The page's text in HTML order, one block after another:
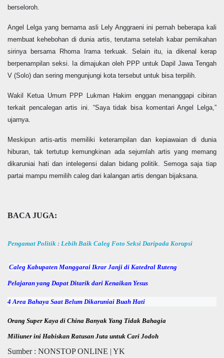
berseloroh.
Angel Lelga yang bernama asli Lely Anggraeni ini pernah beberapa kali
membuat kehebohan di dunia artis, terutama setelah kabar pernikahan
sirinya bersama Rhoma Irama terkuak. Selain itu, ia dikenal kerap
berpenampilan seksi. Ia dimajukan oleh PPP untuk Dapil Jawa Tengah
V (Solo) dan sering mengunjungi kota tersebut untuk bisa terpilih.
Wakil Ketua Umum PPP Lukman Hakim enggan menanggapi cibiran
terkait pencalegan artis ini. “Saya tidak bisa komentari Angel Lelga,”
ujarnya.
Meskipun artis-artis memiliki keterampilan dan kepiawaian di dunia
hiburan, tak tertutup kemungkinan ada sejumlah artis yang memang
dikaruniai hati dan intelegensi dalan bidang politik. Semoga saja tiap
partai mampu memilih caleg dari kalangan artis dengan bijaksana.
BACA JUGA:
Pengamat Politik : Lebih Baik Caleg Foto Seksi Daripada Korupsi
Caleg Kabupaten Manggarai Ikrar Janji di Katedral Ruteng
Pelajaran yang Dapat Ditarik dari Kenaikan Yesus
4 Area Bahaya Saat Belum Dikaruniai Buah Hati
Orang Super Kaya di China Banyak Yang Tidak Bahagia
Miliuner ini Habiskan Ratusan Juta untuk Cari Jodoh
Sumber : NONSTOP ONLINE | YK